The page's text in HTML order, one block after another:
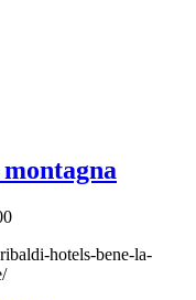
hotels-bene-la-